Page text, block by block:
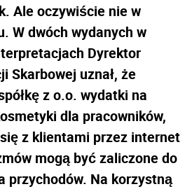
Ale oczywiście nie w
W dwóch wydanych w
Dyrektor
Skarbowej uznał, że
z o.o. wydatki na
dla pracowników,
z klientami przez internet
mogą być zaliczone do
przychodów. Na korzystną